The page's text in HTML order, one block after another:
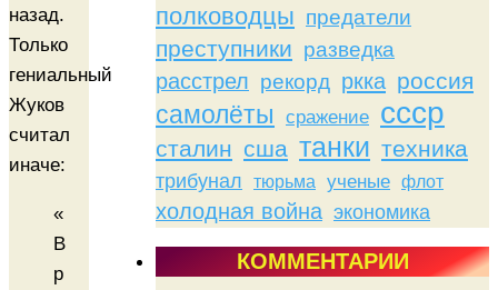
назад.
Только
гениальный
Жуков
считал
иначе:
«
В
р
полководцы предатели
преступники разведка
расстрел рекорд ркка россия
самолёты сражение ссср
сталин сша танки техника
трибунал тюрьма ученые флот
холодная война экономика
КОММЕНТАРИИ